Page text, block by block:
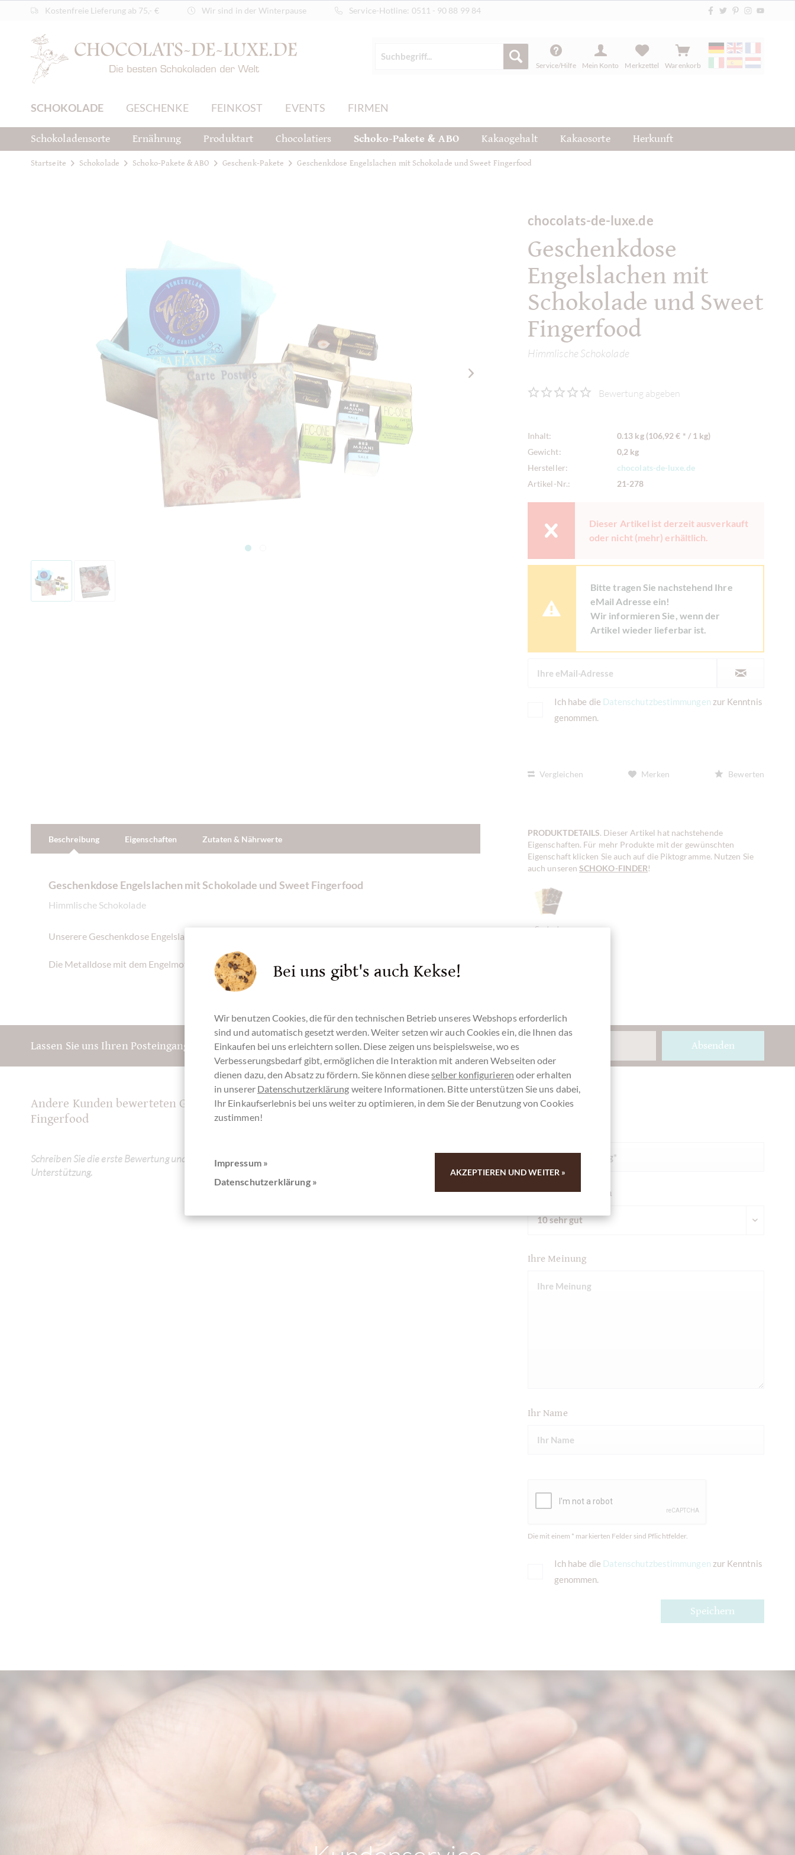
Kostenfreie Lieferung ab 75,- € Wir sind in der Winterpause Service-Hotline: 0511 - 90 88 99 84
Service/Hilfe Mein Konto Merkzettel Warenkorb
SCHOKOLADE GESCHENKE FEINKOST EVENTS FIRMEN
Schokoladensorte Ernährung Produktart Chocolatiers Schoko-Pakete & ABO Kakaogehalt Kakaosorte Herkunft
Startseite Schokolade Schoko-Pakete & ABO Geschenk-Pakete Geschenkdose Engelslachen mit Schokolade und Sweet Fingerfood
chocolats-de-luxe.de
Geschenkdose
Engelslachen mit
Schokolade und Sweet
Fingerfood
Himmlische Schokolade
Bewertung abgeben
Inhalt:
0.13 kg (106,92 € * / 1 kg)
Gewicht:
0,2 kg
Hersteller:
chocolats-de-luxe.de
Artikel-Nr.:
21-278
Dieser Artikel ist derzeit ausverkauft
oder nicht (mehr) erhältlich.
Bitte tragen Sie nachstehend Ihre
eMail Adresse ein!
Wir informieren Sie, wenn der
Artikel wieder lieferbar ist.
Ich habe die Datenschutzbestimmungen zur Kenntnis
genommen.
Vergleichen Merken Bewerten
Beschreibung Eigenschaften Zutaten & Nährwerte
Geschenkdose Engelslachen mit Schokolade und Sweet Fingerfood
Himmlische Schokolade
Unserere Geschenkdose Engelslachen ist mit einer Schokolade und Sweet Fingerfood gefüllt
Die Metalldose mit dem Engelmotiv lässt sich wiederverwenden. Bitte von Hand reinigen.
PRODUKTDETAILS. Dieser Artikel hat nachstehende
Eigenschaften. Für mehr Produkte mit der gewünschten
Eigenschaft klicken Sie auch auf die Piktogramme. Nutzen Sie
auch unserenSCHOKO-FINDER!
Geschenk-
Lassen Sie uns Ihren Posteingang versüßen: Absenden
Andere Kunden bewerteten Geschenkdose Engelslachen mit Schokolade und Sweet
Fingerfood
Schreiben Sie die erste Bewertung und helfen Sie dadurch anderen Kunden. Vielen Dank für Ihre
Unterstützung.
Ihre Meinung
Bewertung abgeben
Ihre Meinung
Ihr Name
Die mit einem * markierten Felder sind Pflichtfelder.
Ich habe die Datenschutzbestimmungen zur Kenntnis
genommen.
Speichern
Bei uns gibt's auch Kekse!
Wir benutzen Cookies, die für den technischen Betrieb unseres Webshops erforderlich
sind und automatisch gesetzt werden. Weiter setzen wir auch Cookies ein, die Ihnen das
Einkaufen bei uns erleichtern sollen. Diese zeigen uns beispielsweise, wo es
Verbesserungsbedarf gibt, ermöglichen die Interaktion mit anderen Webseiten oder
dienen dazu, den Absatz zu fördern. Sie können dieseselber konfigurieren oder erhalten
in unserer Datenschutzerklärung weitere Informationen. Bitte unterstützen Sie uns dabei,
Ihr Einkaufserlebnis bei uns weiter zu optimieren, in dem Sie der Benutzung von Cookies
zustimmen!
Impressum »
Datenschutzerklärung »
AKZEPTIEREN UND WEITER »